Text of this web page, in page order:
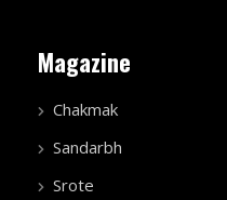
Magazine
Chakmak
Sandarbh
Srote